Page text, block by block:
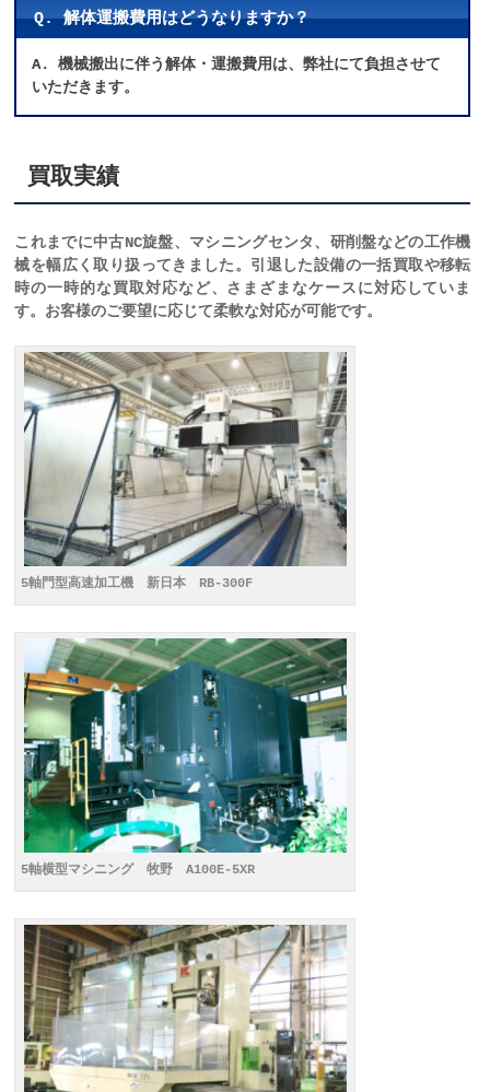
Q. 解体運搬費用はどうなりますか？
A. 機械搬出に伴う解体・運搬費用は、弊社にて負担させて
いただきます。
買取実績
これまでに中古NC旋盤、マシニングセンタ、研削盤などの工作機
械を幅広く取り扱ってきました。引退した設備の一括買取や移転
時の一時的な買取対応など、さまざまなケースに対応していま
す。お客様のご要望に応じて柔軟な対応が可能です。
5軸門型高速加工機 新日本 RB-300F
5軸横型マシニング 牧野 A100E-5XR